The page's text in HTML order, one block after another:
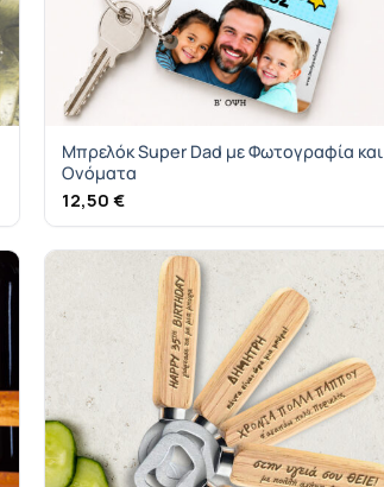
Μπρελόκ Super Dad με Φωτογραφία και
Ονόματα
12,50 €